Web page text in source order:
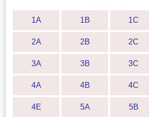
1A 1B 1C
2A 2B 2C
3A 3B 3C
4A 4B 4C
4E 5A 5B